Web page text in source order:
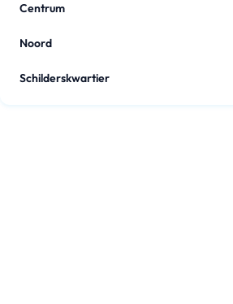
Centrum
Noord
Schilderskwartier